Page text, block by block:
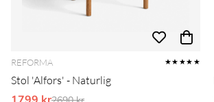
REFORMA ★★★★★
Stol 'Alfors' - Naturlig
1799 krOrdinarie pris: